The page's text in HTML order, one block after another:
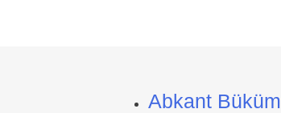
Abkant Büküm